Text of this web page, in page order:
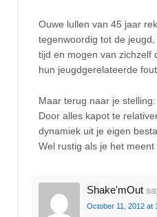
Ouwe lullen van 45 jaar
tegenwoordig tot de
tijd en mogen van zichzelf
hun jeugdgerelateerde
Maar terug naar je stelling:
Door alles kapot te
dynamiek uit je eigen
Wel rustig als je het meent
Shake'mOut
October 11, 2012 at